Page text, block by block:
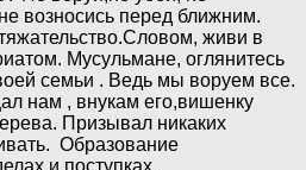
возносись перед ближним.
живи в
Мусульмане, оглянитесь
семьи . Ведь мы воруем все.
нам , внукам его,вишенку
Призывал никаких
Образование